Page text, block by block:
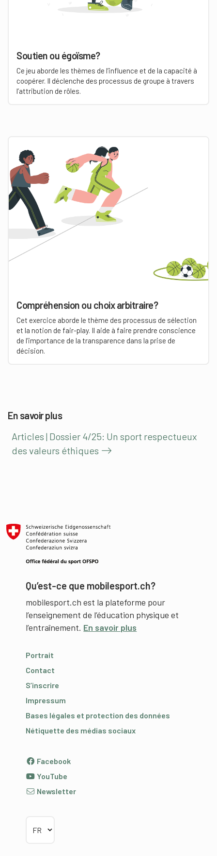
Soutien ou égoïsme?
Ce jeu aborde les thèmes de l’influence et de la capacité à
coopérer. Il déclenche des processus de groupe à travers
l’attribution de rôles.
Compréhension ou choix arbitraire?
Cet exercice aborde le thème des processus de sélection
et la notion de fair-play. Il aide à faire prendre conscience
de l’importance de la transparence dans la prise de
décision.
En savoir plus
Articles | Dossier 4/25: Un sport respectueux
des valeurs éthiques
Qu’est-ce que mobilesport.ch?
mobilesport.ch est la plateforme pour
l’enseignement de l’éducation physique et
l’entraînement. En savoir plus
Portrait
Contact
S’inscrire
Impressum
Bases légales et protection des données
Nétiquette des médias sociaux
Facebook
YouTube
Newsletter